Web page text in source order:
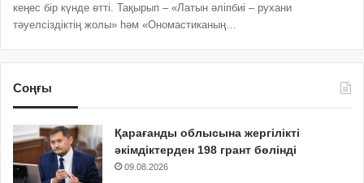
кеңес бір күнде өтті. Тақырып – «Латын әліпбиі – рухани
тәуелсіздіктің жолы» һәм «Ономастиканың…
Соңғы
Қарағанды облысына жергілікті
әкімдіктерден 198 грант бөлінді
09.08.2026